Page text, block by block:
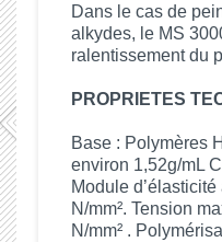
Dans le cas de
alkydes, le MS
ralentissement du
PROPRIETES
Base : Polymères
environ 1,52g/mL
Module
N/mm². Tension
N/mm² .